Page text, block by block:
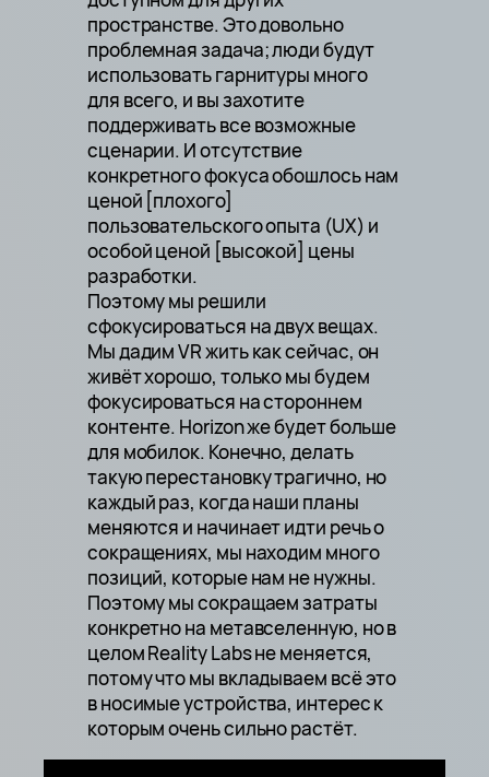
пространстве. Это довольно
проблемная задача; люди будут
использовать гарнитуры много
для всего, и вы захотите
поддерживать все возможные
сценарии. И отсутствие
конкретного фокуса обошлось нам
ценой [плохого]
пользовательского опыта (UX) и
особой ценой [высокой] цены
разработки.
Поэтому мы решили
сфокусироваться на двух вещах.
Мы дадим VR жить как сейчас, он
живёт хорошо, только мы будем
фокусироваться на стороннем
контенте. Horizon же будет больше
для мобилок. Конечно, делать
такую перестановку трагично, но
каждый раз, когда наши планы
меняются и начинает идти речь о
сокращениях, мы находим много
позиций, которые нам не нужны.
Поэтому мы сокращаем затраты
конкретно на метавселенную, но в
целом Reality Labs не меняется,
потому что мы вкладываем всё это
в носимые устройства, интерес к
которым очень сильно растёт.